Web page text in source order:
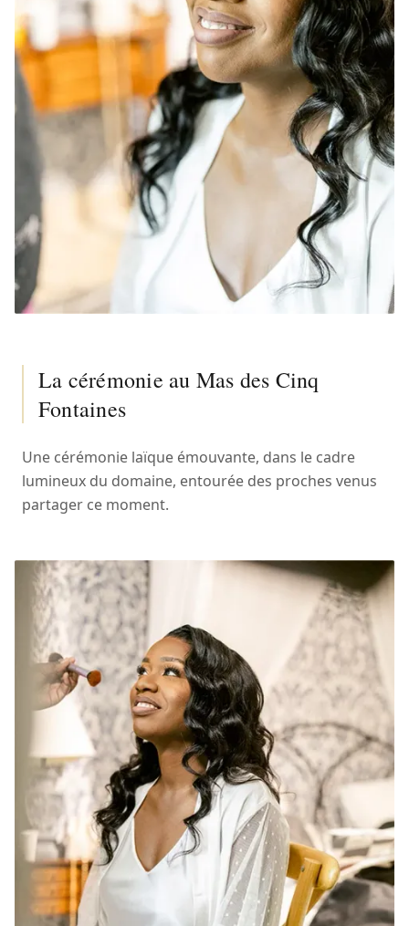
La cérémonie au Mas des Cinq
Fontaines
Une cérémonie laïque émouvante, dans le cadre
lumineux du domaine, entourée des proches venus
partager ce moment.